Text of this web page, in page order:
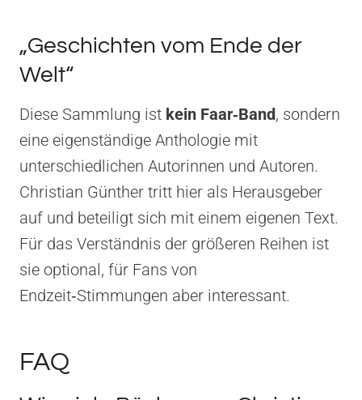
„Geschichten vom Ende der
Welt“
Diese Sammlung ist kein Faar‑Band, sondern
eine eigenständige Anthologie mit
unterschiedlichen Autorinnen und Autoren.
Christian Günther tritt hier als Herausgeber
auf und beteiligt sich mit einem eigenen Text.
Für das Verständnis der größeren Reihen ist
sie optional, für Fans von
Endzeit‑Stimmungen aber interessant.
FAQ